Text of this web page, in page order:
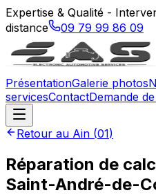
Expertise & Qualité -
distance
09 79 99 86 09
PrésentationGalerie photos
servicesContactDemande
Retour au Ain (01)
Réparation de
Saint-André-de-